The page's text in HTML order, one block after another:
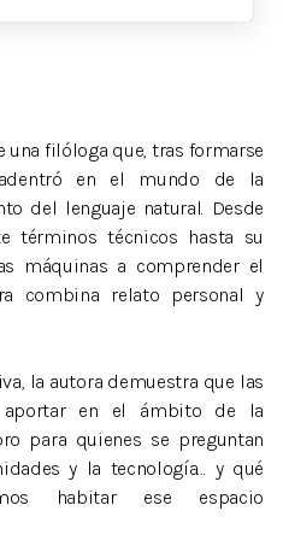
una filóloga que, tras formarse
en el mundo de la
del lenguaje natural. Desde
términos técnicos hasta su
máquinas a comprender el
combina relato personal y
la autora demuestra que las
aportar en el ámbito de la
para quienes se preguntan
y la tecnología… y qué
habitar ese espacio